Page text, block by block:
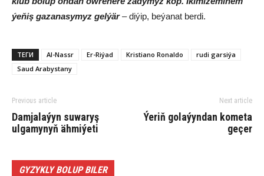
ýeňiş gazanasymyz gelýär– diýip, beýanat berdi.
ТЕГИ Al-Nassr Er-Riýad Kristiano Ronaldo
rudi garsiýa
Saud Arabystany
Previous article
Damjalaýyn suwaryş
ulgamynyň ähmiýeti
Next article
Ýeriň golaýyndan kometa
geçer
GYZYKLY BOLUP BILER